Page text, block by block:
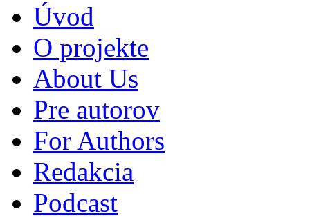
Úvod
O projekte
About Us
Pre autorov
For Authors
Redakcia
Podcast